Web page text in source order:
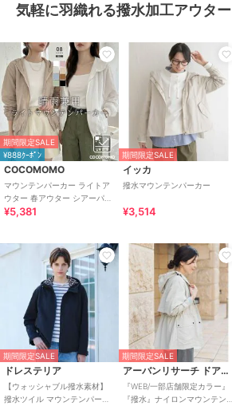
気軽に羽織れる撥水加工アウター
期間限定SALE
¥888ｸｰﾎﾟﾝ
COCOMOMO
マウンテンパーカー ライトア
ウター 春アウター シアーパー
カー レディース アウター ブル
¥5,381
期間限定SALE
イッカ
撥水マウンテンパーカー
¥3,514
期間限定SALE
ドレステリア
【ウォッシャブル撥水素材】
撥水ツイル マウンテンパーカ
期間限定SALE
アーバンリサーチ ドアーズ
『WEB/一部店舗限定カラー』
『撥水』ナイロンマウンテン